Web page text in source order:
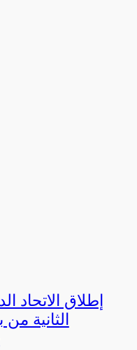
إطلاق الاتحاد
الثانية